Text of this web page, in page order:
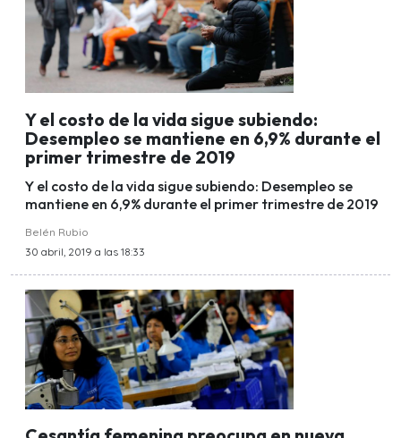
Y el costo de la vida sigue subiendo:
Desempleo se mantiene en 6,9% durante el
primer trimestre de 2019
Y el costo de la vida sigue subiendo: Desempleo se
mantiene en 6,9% durante el primer trimestre de 2019
Belén Rubio
30 abril, 2019 a las 18:33